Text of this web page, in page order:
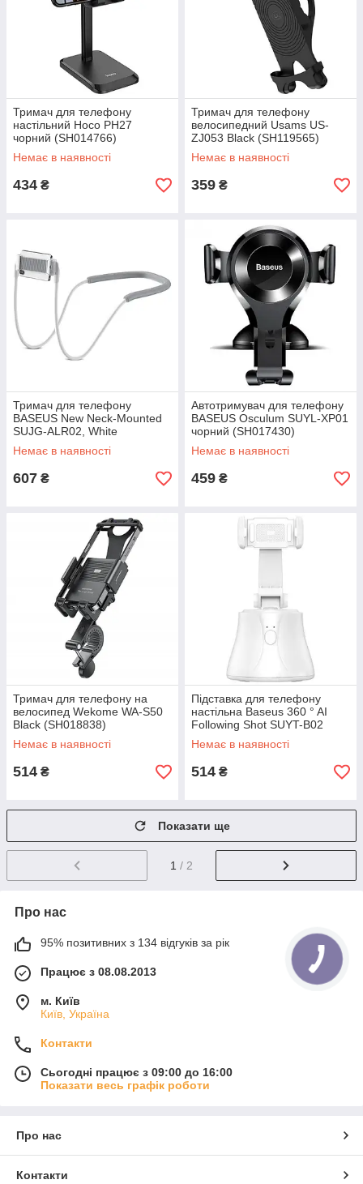
Тримач для телефону
настільний Hoco PH27
чорний (SH014766)
Немає в наявності
434 ₴
Тримач для телефону
велосипедний Usams US-
ZJ053 Вlack (SH119565)
Немає в наявності
359 ₴
Тримач для телефону
BASEUS New Neck-Mounted
SUJG-ALR02, White
(SH017403)
Немає в наявності
607 ₴
Автотримувач для телефону
BASEUS Osculum SUYL-XP01
чорний (SH017430)
Немає в наявності
459 ₴
Тримач для телефону на
велосипед Wekome WA-S50
Black (SH018838)
Немає в наявності
514 ₴
Підставка для телефону
настільна Baseus 360 ° AI
Following Shot SUYT-B02
White (SH015836)
Немає в наявності
514 ₴
Показати ще
1 / 2
Про нас
95% позитивних з 134 відгуків за рік
Працює з 08.08.2013
м. Київ
Київ, Україна
Контакти
Сьогодні працює з 09:00 до 16:00
Показати весь графік роботи
Про нас
Контакти